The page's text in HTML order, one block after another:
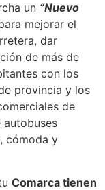
un “Nuevo
mejorar el
dar
de más de
con los
provincia y los
de
cómoda y
Comarca tienen